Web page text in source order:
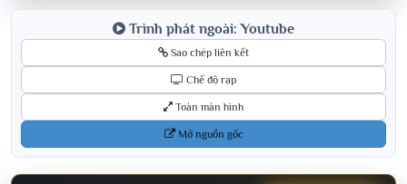
Trình phát ngoài: Youtube
Sao chép liên kết
Chế độ rạp
Toàn màn hình
Mở nguồn gốc